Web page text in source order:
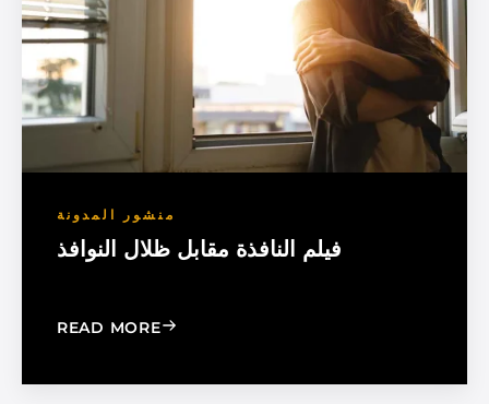
منشور المدونة
فيلم النافذة مقابل ظلال النوافذ
READ MORE: WINDOW FILM VS. WINDOW